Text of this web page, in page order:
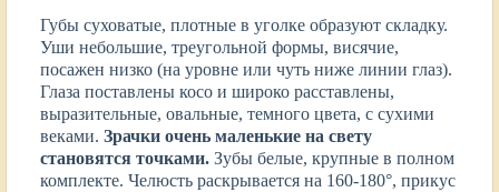
Губы суховатые, плотные в уголке образуют складку.
Уши небольшие, треугольной формы, висячие,
посажен низко (на уровне или чуть ниже линии глаз).
Глаза поставлены косо и широко расставлены,
выразительные, овальные, темного цвета, с сухими
веками. Зрачки очень маленькие на свету
становятся точками. Зубы белые, крупные в полном
комплекте. Челюсть раскрывается на 160-180°, прикус